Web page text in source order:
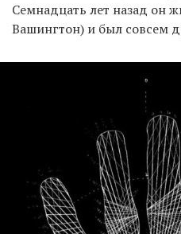
Семнадцать лет назад он
Вашингтон) и был совсем